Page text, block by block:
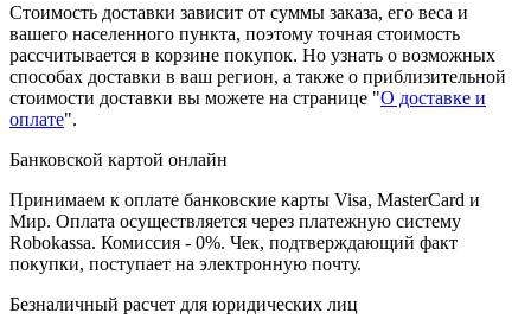
Стоимость доставки зависит от суммы заказа, его веса и
вашего населенного пункта, поэтому точная стоимость
рассчитывается в корзине покупок. Но узнать о возможных
способах доставки в ваш регион, а также о приблизительной
стоимости доставки вы можете на странице "О доставке и
оплате".
Банковской картой онлайн
Принимаем к оплате банковские карты Visa, MasterCard и
Мир. Оплата осуществляется через платежную систему
Robokassa. Комиссия - 0%. Чек, подтверждающий факт
покупки, поступает на электронную почту.
Безналичный расчет для юридических лиц